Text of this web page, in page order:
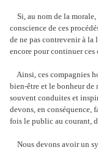
Si, au nom de la morale,
conscience de ces
de ne pas contrevenir à
encore pour continuer ces
Ainsi, ces compagnies
bien-être et le bonheur de
souvent conduites et
devons, en conséquence,
fois le public au courant,
Nous devons avoir un